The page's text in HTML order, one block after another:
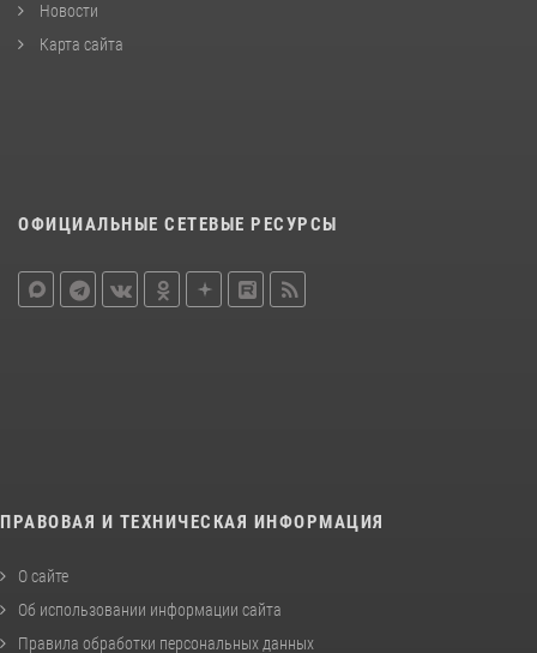
Новости
Карта сайта
ОФИЦИАЛЬНЫЕ СЕТЕВЫЕ РЕСУРСЫ
ПРАВОВАЯ И ТЕХНИЧЕСКАЯ ИНФОРМАЦИЯ
О сайте
Об использовании информации сайта
Правила обработки персональных данных